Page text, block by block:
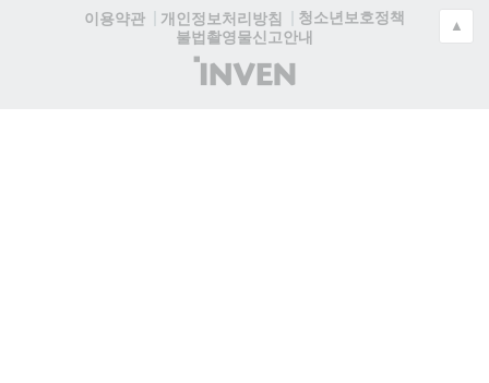
이용약관
개인정보처리방침
청소년보호정책
불법촬영물신고안내
(주)
인
▲